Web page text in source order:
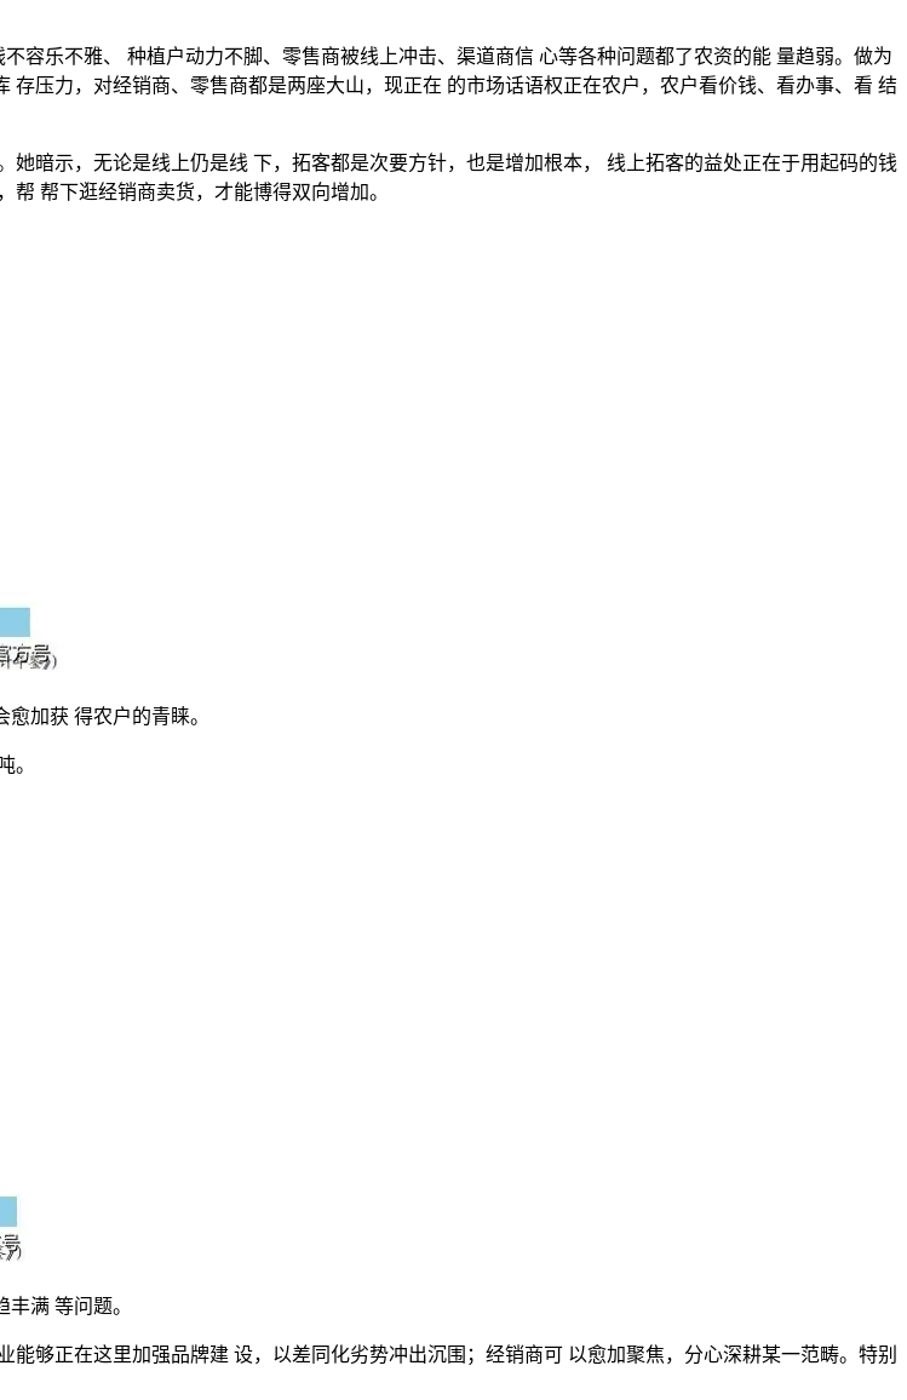
乐不雅、 种植户动力不脚、零售商被线上冲击、渠道商信 心等各种问题都了农资的能 量趋弱。做为
压力，对经销商、零售商都是两座大山，现正在 的市场话语权正在农户，农户看价钱、看办事、看 结
示，无论是线上仍是线 下，拓客都是次要方针，也是增加根本， 线上拓客的益处正在于用起码的钱
帮下逛经销商卖货，才能博得双向增加。
加获 得农户的青睐。
。
满 等问题。
正在这里加强品牌建 设，以差同化劣势冲出沉围；经销商可 以愈加聚焦，分心深耕某一范畴。特别